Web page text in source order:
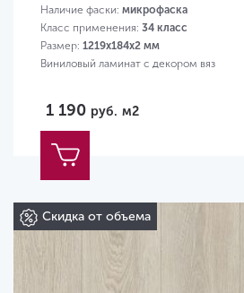
Наличие фаски: микрофаска
Класс применения: 34 класс
Размер: 1219х184х2 мм
Виниловый ламинат с декором вяз
1 190 руб. м2
Скидка от объема